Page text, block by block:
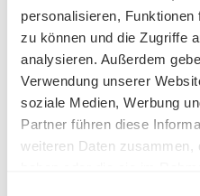
personalisieren,
zu können und die Zugriffe
analysieren. Außerdem
Verwendung unserer
soziale Medien, Werbung
Partner führen diese
weiteren Daten zusammen,